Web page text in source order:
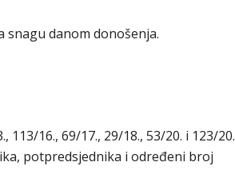
snagu danom donošenja.
16., 69/17., 29/18., 53/20. i 123/20.
potpredsjednika i određeni broj